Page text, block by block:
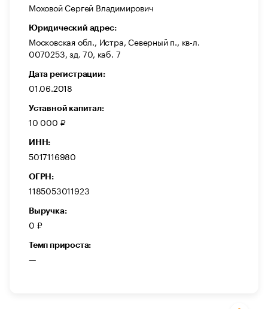
Моховой Сергей Владимирович
Юридический адрес:
Московская обл., Истра, Северный п., кв-л.
0070253, зд. 70, каб. 7
Дата регистрации:
01.06.2018
Уставной капитал:
10 000 ₽
ИНН:
5017116980
ОГРН:
1185053011923
Выручка:
0 ₽
Темп прироста:
—